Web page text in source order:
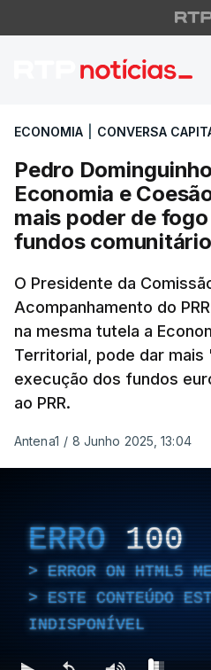
Pedro
ECONOMIA CONVERSA
Pedro
Economia e
mais poder de
fundos
O Presidente da
Acompanhamento do
na mesma tutela a
Territorial, pode dar
execução dos fundos
ao PRR.
Antena1 / 8 Junho 2025, 13:04
ERRO 100
ERROR ON HTML5
ESTE CONTEÚDO
INDISPONÍVEL